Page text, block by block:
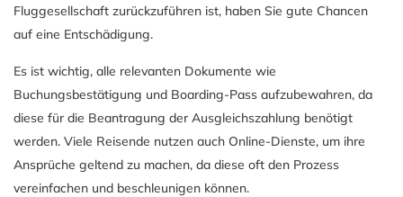
Fluggesellschaft zurückzuführen ist, haben Sie gute Chancen
auf eine Entschädigung.
Es ist wichtig, alle relevanten Dokumente wie
Buchungsbestätigung und Boarding-Pass aufzubewahren, da
diese für die Beantragung der Ausgleichszahlung benötigt
werden. Viele Reisende nutzen auch Online-Dienste, um ihre
Ansprüche geltend zu machen, da diese oft den Prozess
vereinfachen und beschleunigen können.